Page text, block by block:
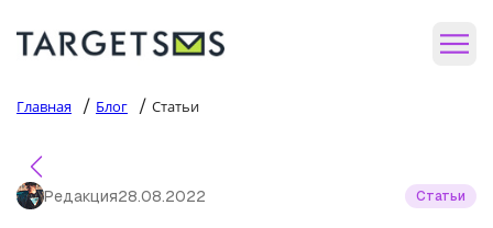
Главная / Блог / Статьи
Редакция28.08.2022 Статьи